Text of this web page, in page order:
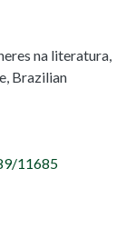
na literatura,
, Brazilian
11685